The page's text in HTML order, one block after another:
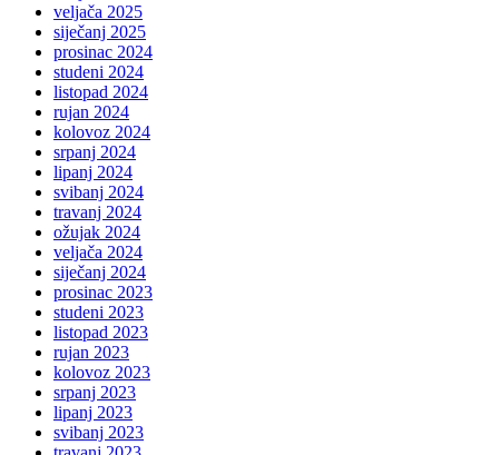
veljača 2025
siječanj 2025
prosinac 2024
studeni 2024
listopad 2024
rujan 2024
kolovoz 2024
srpanj 2024
lipanj 2024
svibanj 2024
travanj 2024
ožujak 2024
veljača 2024
siječanj 2024
prosinac 2023
studeni 2023
listopad 2023
rujan 2023
kolovoz 2023
srpanj 2023
lipanj 2023
svibanj 2023